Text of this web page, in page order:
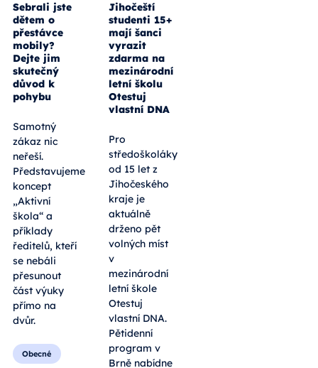
Sebrali jste
dětem o
přestávce
mobily?
Dejte jim
skutečný
důvod k
pohybu
Samotný
zákaz nic
neřeší.
Představujeme
koncept
„Aktivní
škola“ a
příklady
ředitelů, kteří
se nebáli
přesunout
část výuky
přímo na
dvůr.
Obecné
Jihočeští
studenti 15+
mají šanci
vyrazit
zdarma na
mezinárodní
letní školu
Otestuj
vlastní DNA
Pro
středoškoláky
od 15 let z
Jihočeského
kraje je
aktuálně
drženo pět
volných míst
v
mezinárodní
letní škole
Otestuj
vlastní DNA.
Pětidenní
program v
Brně nabídne